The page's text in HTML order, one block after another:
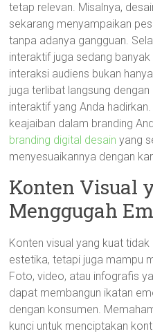
tetap relevan. Misalnya,
sekarang menyampaikan
tanpa adanya gangguan.
interaktif juga sedang banyak
interaksi audiens bukan
juga terlibat langsung
interaktif yang Anda
keajaiban dalam branding
branding digital desain yang
menyesuaikannya dengan
Konten Visual
Menggugah
Konten visual yang kuat
estetika, tetapi juga mampu
Foto, video, atau infografis
dapat membangun ikatan
dengan konsumen.
kunci untuk menciptakan